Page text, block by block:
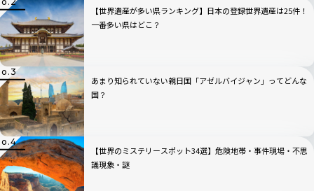
【世界遺産が多い県ランキング】日本の登録世界遺産は25件！
一番多い県はどこ？
あまり知られていない親日国「アゼルバイジャン」ってどんな
国？
【世界のミステリースポット34選】危険地帯・事件現場・不思
議現象・謎